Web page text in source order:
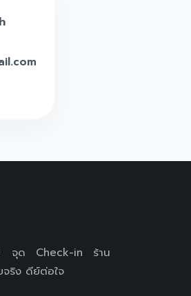
ป จุด Check-in ร้าน
ริง ดีย์ต่อใจ